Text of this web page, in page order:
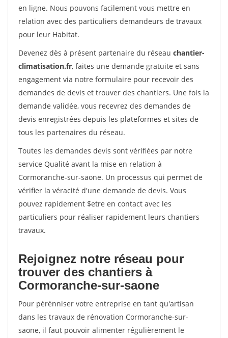
en ligne. Nous pouvons facilement vous mettre en
relation avec des particuliers demandeurs de travaux
pour leur Habitat.
Devenez dès à présent partenaire du réseau chantier-
climatisation.fr, faites une demande gratuite et sans
engagement via notre formulaire pour recevoir des
demandes de devis et trouver des chantiers. Une fois la
demande validée, vous recevrez des demandes de
devis enregistrées depuis les plateformes et sites de
tous les partenaires du réseau.
Toutes les demandes devis sont vérifiées par notre
service Qualité avant la mise en relation à
Cormoranche-sur-saone. Un processus qui permet de
vérifier la véracité d'une demande de devis. Vous
pouvez rapidement $etre en contact avec les
particuliers pour réaliser rapidement leurs chantiers
travaux.
Rejoignez notre réseau pour
trouver des chantiers à
Cormoranche-sur-saone
Pour pérénniser votre entreprise en tant qu'artisan
dans les travaux de rénovation Cormoranche-sur-
saone, il faut pouvoir alimenter régulièrement le